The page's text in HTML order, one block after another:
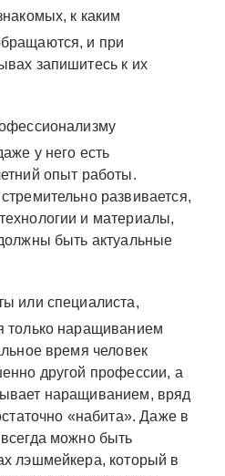
к каким
и при
запишитесь к их
у него есть
опыт работы.
развивается,
и материалы,
быть актуальные
или специалиста,
только наращиванием
время человек
другой профессии, а
наращиванием, вряд
«набита». Даже в
можно быть
лэшмейкера, который в